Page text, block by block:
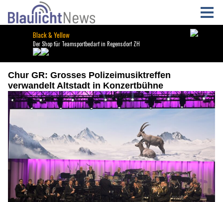
Chur GR: Grosses Polizeimusiktreffen
verwandelt Altstadt in Konzertbühne